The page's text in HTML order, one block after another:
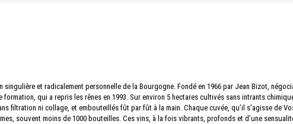
singulière et radicalement personnelle de la Bourgogne. Fondé en 1966 par Jean Bizot,
qui a repris les rênes en 1993. Sur environ 5 hectares cultivés sans intrants
filtration ni collage, et embouteillés fût par fût à la main. Chaque cuvée, qu’il s’agisse de
souvent moins de 1000 bouteilles. Ces vins, à la fois vibrants, profonds et d’une